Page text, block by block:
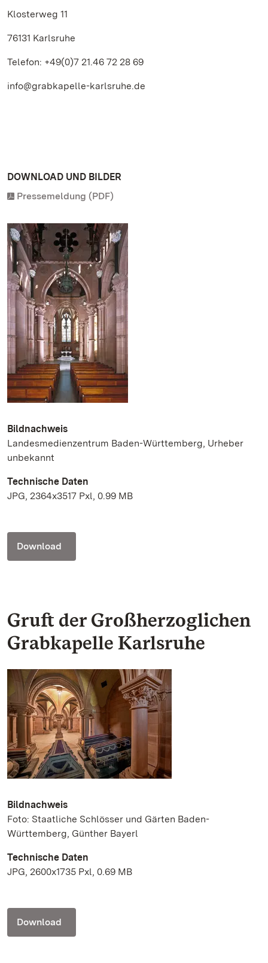
Klosterweg 11
76131 Karlsruhe
Telefon: +49(0)7 21.46 72 28 69
info@grabkapelle-karlsruhe.de
DOWNLOAD UND BILDER
Pressemeldung (PDF)
Bildnachweis
Landesmedienzentrum Baden-Württemberg, Urheber
unbekannt
Technische Daten
JPG, 2364x3517 Pxl, 0.99 MB
Download
Gruft der Großherzoglichen
Grabkapelle Karlsruhe
Bildnachweis
Foto: Staatliche Schlösser und Gärten Baden-
Württemberg, Günther Bayerl
Technische Daten
JPG, 2600x1735 Pxl, 0.69 MB
Download